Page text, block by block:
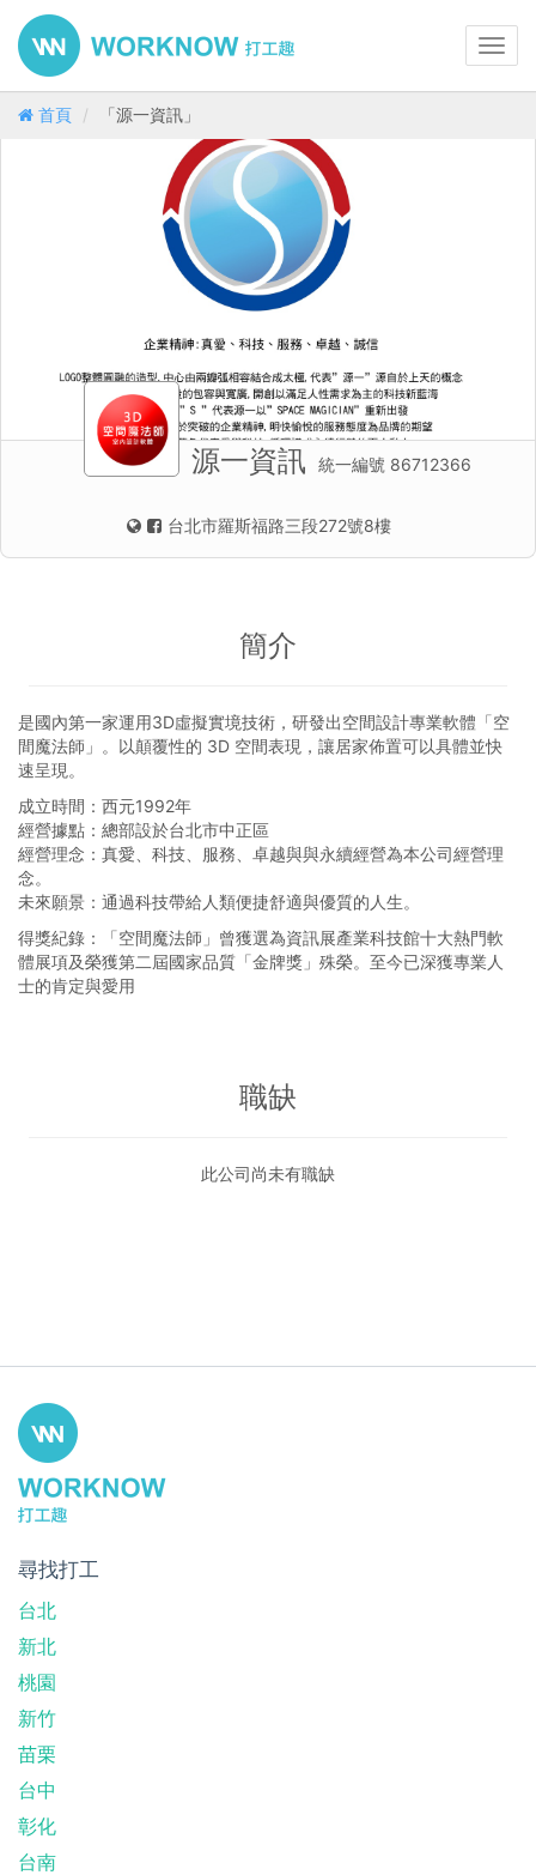
首頁 「源一資訊」
源一資訊 統一編號 86712366
台北市羅斯福路三段272號8樓
簡介
是國內第一家運用3D虛擬實境技術，研發出空間設計專業軟體「空
間魔法師」。以顛覆性的 3D 空間表現，讓居家佈置可以具體並快
速呈現。
成立時間：西元1992年
經營據點：總部設於台北市中正區
經營理念：真愛、科技、服務、卓越與與永續經營為本公司經營理
念。
未來願景：通過科技帶給人類便捷舒適與優質的人生。
得獎紀錄：「空間魔法師」曾獲選為資訊展產業科技館十大熱門軟
體展項及榮獲第二屆國家品質「金牌獎」殊榮。至今已深獲專業人
士的肯定與愛用
職缺
此公司尚未有職缺
尋找打工
台北
新北
桃園
新竹
苗栗
台中
彰化
台南